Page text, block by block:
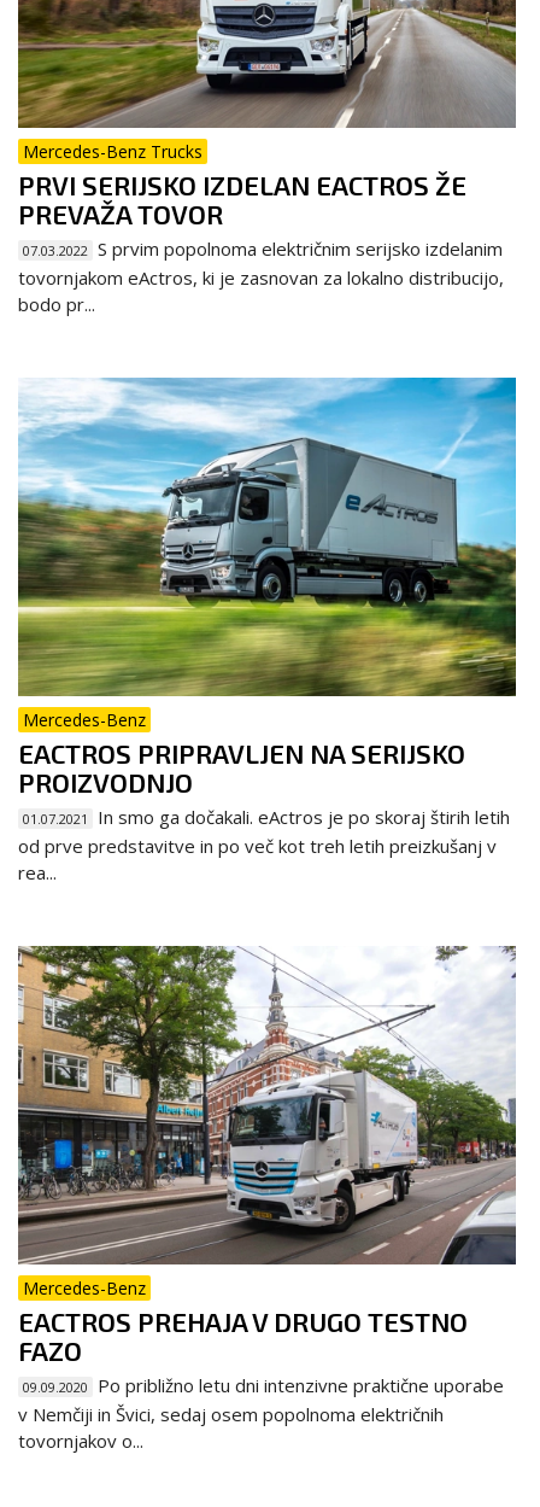
Mercedes-Benz Trucks
PRVI SERIJSKO IZDELAN EACTROS ŽE
PREVAŽA TOVOR
07.03.2022 S prvim popolnoma električnim serijsko izdelanim
tovornjakom eActros, ki je zasnovan za lokalno distribucijo,
bodo pr...
Mercedes-Benz
EACTROS PRIPRAVLJEN NA SERIJSKO
PROIZVODNJO
01.07.2021
In smo ga dočakali. eActros je po skoraj štirih letih
od prve predstavitve in po več kot treh letih preizkušanj v
rea...
Mercedes-Benz
EACTROS PREHAJA V DRUGO TESTNO
FAZO
09.09.2020
Po približno letu dni intenzivne praktične uporabe
v Nemčiji in Švici, sedaj osem popolnoma električnih
tovornjakov o...